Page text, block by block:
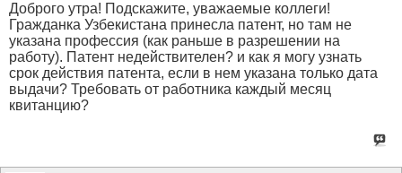
Доброго утра! Подскажите, уважаемые коллеги!
Гражданка Узбекистана принесла патент, но там не
указана профессия (как раньше в разрешении на
работу). Патент недействителен? и как я могу узнать
срок действия патента, если в нем указана только дата
выдачи? Требовать от работника каждый месяц
квитанцию?